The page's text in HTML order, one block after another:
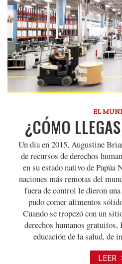
EL
¿CÓMO
Un día en 2015, Augustine
de recursos de derechos
en su estado nativo de Papúa
naciones más remotas del
fuera de control le dieron
pudo comer alimentos
Cuando se tropezó con un
derechos humanos
educación de la salud, de
LEER